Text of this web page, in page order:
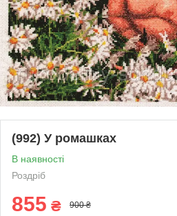
(992) У ромашках
В наявності
Роздріб
855 ₴ 900 ₴